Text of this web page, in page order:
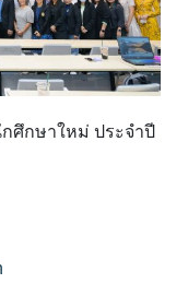
ศึกษาใหม่ ประจำปี